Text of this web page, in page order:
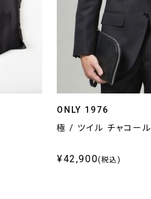
ONLY 1976
極 / ツイル チャコール
¥42,900(税込)